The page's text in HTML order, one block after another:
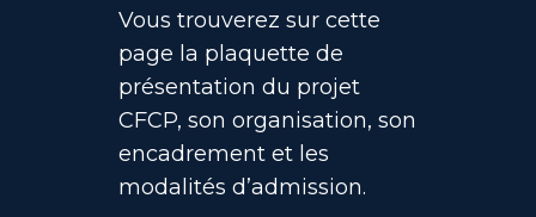
Vous trouverez sur cette
page la plaquette de
présentation du projet
CFCP, son organisation, son
encadrement et les
modalités d’admission.